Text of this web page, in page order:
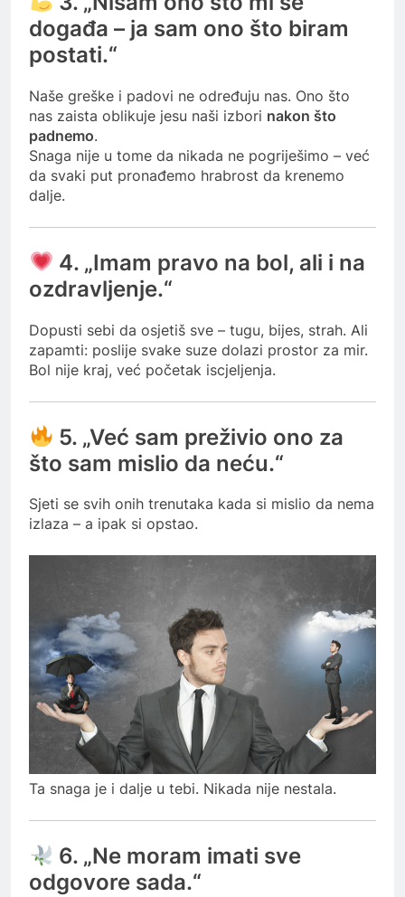
događa – ja sam ono što biram
postati.“
Naše greške i padovi ne određuju nas. Ono što
nas zaista oblikuje jesu naši izbori nakon što
padnemo.
Snaga nije u tome da nikada ne pogriješimo – već
da svaki put pronađemo hrabrost da krenemo
dalje.
4. „Imam pravo na bol, ali i na
ozdravljenje.“
Dopusti sebi da osjetiš sve – tugu, bijes, strah. Ali
zapamti: poslije svake suze dolazi prostor za mir.
Bol nije kraj, već početak iscjeljenja.
5. „Već sam preživio ono za
što sam mislio da neću.“
Sjeti se svih onih trenutaka kada si mislio da nema
izlaza – a ipak si opstao.
Ta snaga je i dalje u tebi. Nikada nije nestala.
6. „Ne moram imati sve
odgovore sada.“